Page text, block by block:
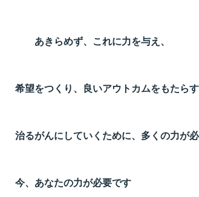
あきらめず、これに力を与え、
希望をつくり、良いアウトカムをもたら
治るがんにしていくために、多くの力が
今、あなたの力が必要です